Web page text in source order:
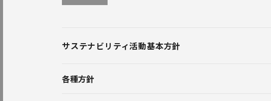
サステナビリティ活動基本方針
各種方針